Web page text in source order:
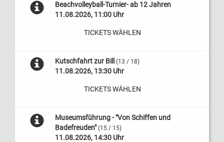
Beachvolleyball-Turnier- ab 12 Jahren
11.08.2026, 11:00 Uhr
TICKETS WÄHLEN
Kutschfahrt zur Bill (13 / 18)
11.08.2026, 13:30 Uhr
TICKETS WÄHLEN
Museumsführung - "Von Schiffen und
Badefreuden" (15 / 15)
11.08.2026, 14:30 Uhr